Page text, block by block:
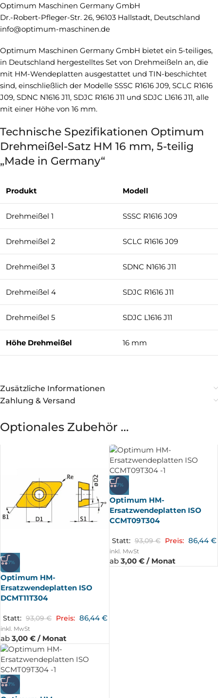
Optimum Maschinen Germany GmbH
Dr.-Robert-Pfleger-Str. 26, 96103 Hallstadt, Deutschland
info@optimum-maschinen.de
Optimum Maschinen Germany GmbH bietet ein 5-teiliges,
in Deutschland hergestelltes Set von Drehmeißeln an, die
mit HM-Wendeplatten ausgestattet und TIN-beschichtet
sind, einschließlich der Modelle SSSC R1616 J09, SCLC R1616
J09, SDNC N1616 J11, SDJC R1616 J11 und SDJC L1616 J11, alle
mit einer Höhe von 16 mm.
Technische Spezifikationen Optimum
Drehmeißel-Satz HM 16 mm, 5-teilig
„Made in Germany“
Produkt Modell
Drehmeißel 1 SSSC R1616 J09
Drehmeißel 2 SCLC R1616 J09
Drehmeißel 3 SDNC N1616 J11
Drehmeißel 4 SDJC R1616 J11
Drehmeißel 5 SDJC L1616 J11
Höhe Drehmeißel 16 mm
Zusätzliche Informationen
Zahlung & Versand
Optionales Zubehör …
-7%
Optimum HM-
Ersatzwendeplatten ISO
DCMT11T304
Statt: 93,09€ Preis: 86,44 €
inkl. MwSt
ab 3,00 € / Monat
-7%
Optimum HM-
Ersatzwendeplatten ISO
CCMT09T304
Statt: 93,09€ Preis: 86,44 €
inkl. MwSt
ab 3,00 € / Monat
-7%